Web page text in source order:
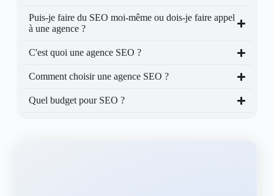
Puis-je faire du SEO moi-même ou dois-je faire appel
à une agence ?
C'est quoi une agence SEO ?
Comment choisir une agence SEO ?
Quel budget pour SEO ?